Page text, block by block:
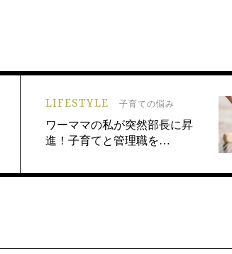
LIFESTYLE 子育ての悩み
ワーママの私が突然部長に昇
進！子育てと管理職を…